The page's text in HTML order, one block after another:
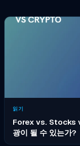
읽기
Forex vs. Stocks
광이 될 수 있는가?